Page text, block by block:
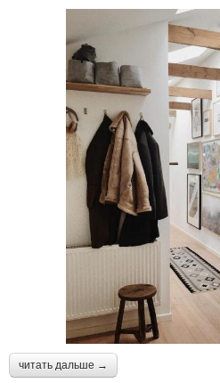
читать дальше →